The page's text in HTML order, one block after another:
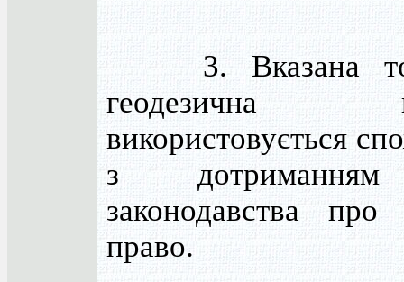
3. Вказана
геодезична
використовується
з
законодавства про
право.